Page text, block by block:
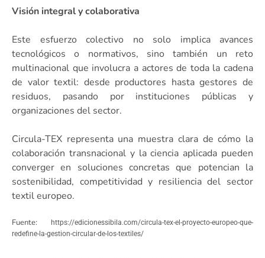
Visión integral y colaborativa
Este esfuerzo colectivo no solo implica avances
tecnológicos o normativos, sino también un reto
multinacional que involucra a actores de toda la cadena
de valor textil: desde productores hasta gestores de
residuos, pasando por instituciones públicas y
organizaciones del sector.
Circula-TEX representa una muestra clara de cómo la
colaboración transnacional y la ciencia aplicada pueden
converger en soluciones concretas que potencian la
sostenibilidad, competitividad y resiliencia del sector
textil europeo.
Fuente:
https://edicionessibila.com/circula-tex-el-proyecto-europeo-que-
redefine-la-gestion-circular-de-los-textiles/